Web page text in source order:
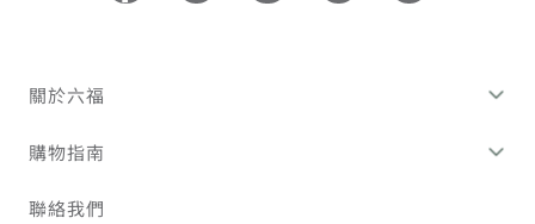
關於六福
購物指南
聯絡我們